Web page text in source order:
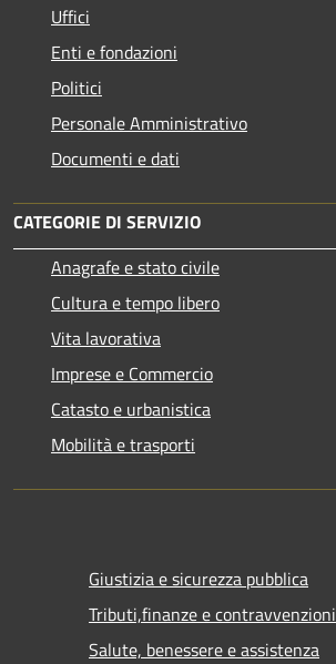
Uffici
Enti e fondazioni
Politici
Personale Amministrativo
Documenti e dati
CATEGORIE DI SERVIZIO
Anagrafe e stato civile
Cultura e tempo libero
Vita lavorativa
Imprese e Commercio
Catasto e urbanistica
Mobilità e trasporti
Giustizia e sicurezza pubblica
Tributi,finanze e contravvenzioni
Salute, benessere e assistenza